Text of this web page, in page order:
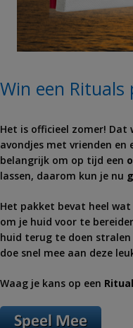
Win een Rituals
Het is officieel zomer! Dat
avondjes met vrienden en
belangrijk om op tijd een
lassen, daarom kun je nu
Het pakket bevat heel wat
om je huid voor te
huid terug te doen
doe snel mee aan deze
Waag je kans op een